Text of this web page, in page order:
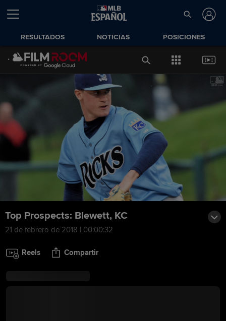
RESULTADOS NOTICIAS POSICIONES
Top Prospects: Blewett, KC
21 de febrero de 2018 | 00:00:32
Reels Compartir